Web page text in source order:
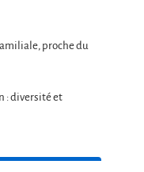
proche du
: diversité et